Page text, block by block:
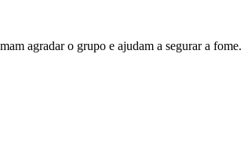
agradar o grupo e ajudam a segurar a fome.